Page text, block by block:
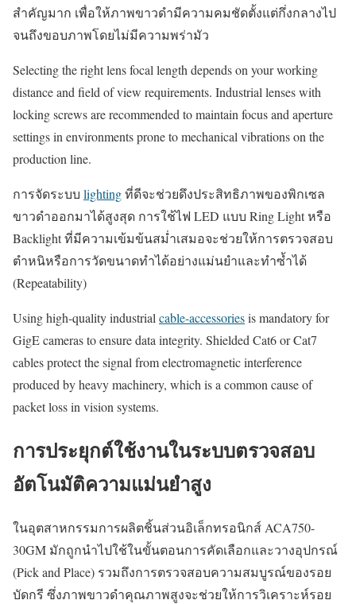
สำคัญมาก เพื่อให้ภาพขาวดำมีความคมชัดตั้งแต่กึ่งกลางไป
จนถึงขอบภาพโดยไม่มีความพร่ามัว
Selecting the right lens focal length depends on your working
distance and field of view requirements. Industrial lenses with
locking screws are recommended to maintain focus and aperture
settings in environments prone to mechanical vibrations on the
production line.
การจัดระบบ lightingที่ดีจะช่วยดึงประสิทธิภาพของพิกเซล
ขาวดำออกมาได้สูงสุด การใช้ไฟ LED แบบ Ring Light หรือ
Backlight ที่มีความเข้มข้นสม่ำเสมอจะช่วยให้การตรวจสอบ
ตำหนิหรือการวัดขนาดทำได้อย่างแม่นยำและทำซ้ำได้
(Repeatability)
Using high-quality industrialcable-accessoriesis mandatory for
GigE cameras to ensure data integrity. Shielded Cat6 or Cat7
cables protect the signal from electromagnetic interference
produced by heavy machinery, which is a common cause of
packet loss in vision systems.
การประยุกต์ใช้งานในระบบตรวจสอบ
อัตโนมัติความแม่นยำสูง
ในอุตสาหกรรมการผลิตชิ้นส่วนอิเล็กทรอนิกส์ ACA750-
30GM มักถูกนำไปใช้ในขั้นตอนการคัดเลือกและวางอุปกรณ์
(Pick and Place) รวมถึงการตรวจสอบความสมบูรณ์ของรอย
บัดกรี ซึ่งภาพขาวดำคุณภาพสูงจะช่วยให้การวิเคราะห์รอย